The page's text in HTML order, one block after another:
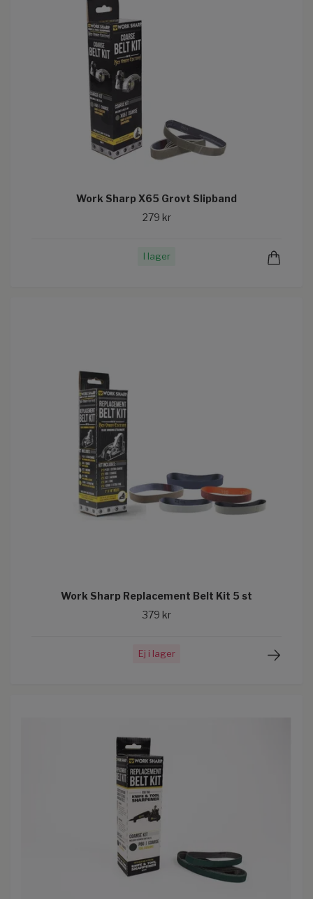
Work Sharp X65 Grovt Slipband
279 kr
I lager
Work Sharp Replacement Belt Kit 5 st
379 kr
Ej i lager